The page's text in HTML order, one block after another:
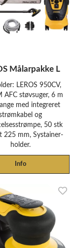
Målarpakke L
LEROS 950CV,
AFC støvsuger, 6 m
med integreret
og
50 stk
225 mm, Systainer-
holder.
Info